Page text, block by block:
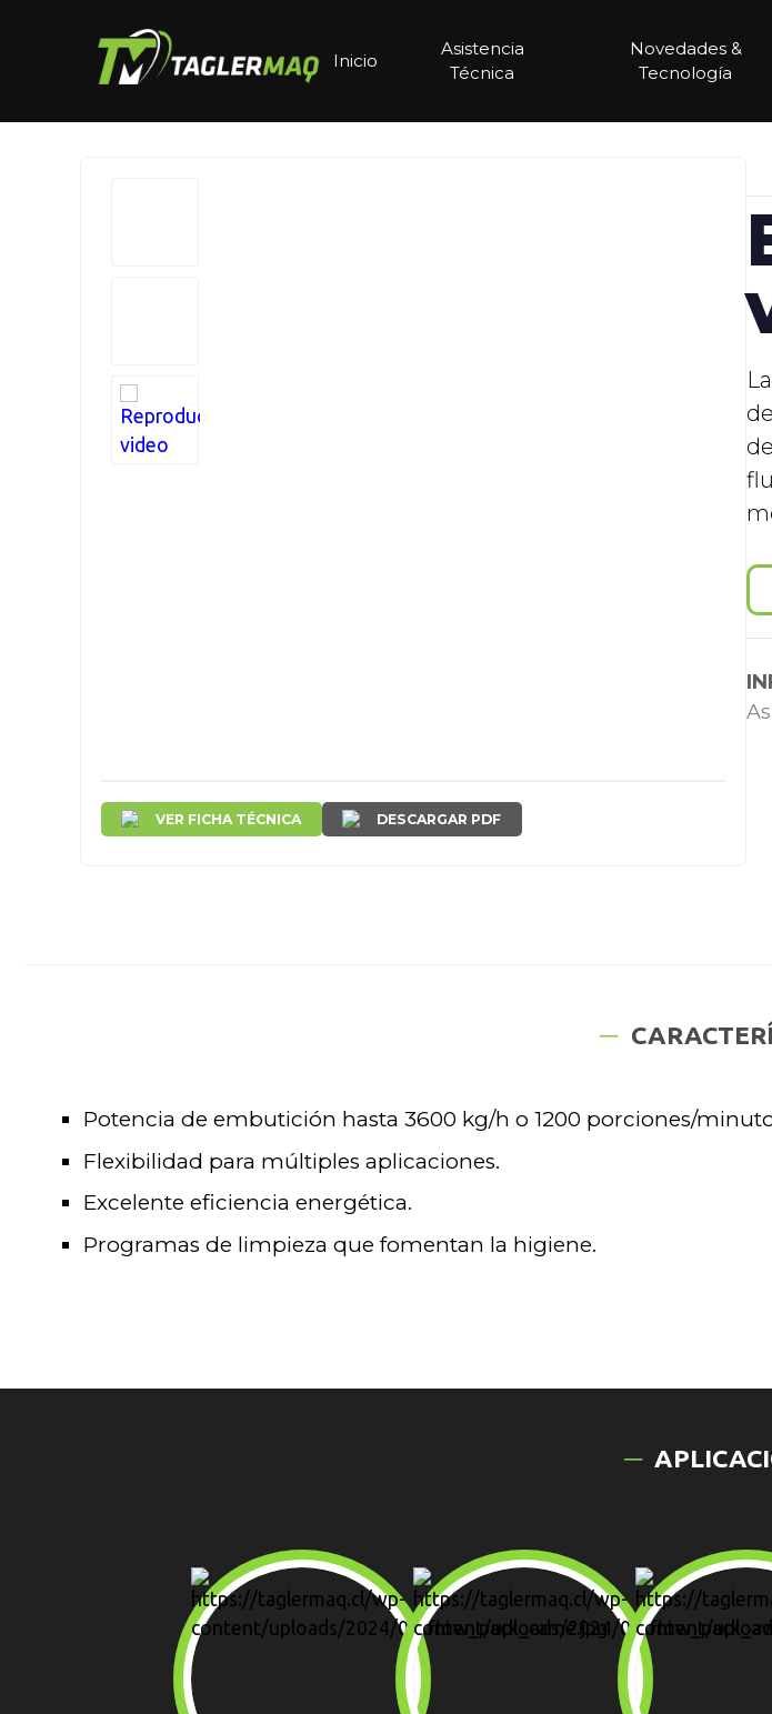
Inicio
Asistencia
Técnica
Novedades &
Tecnología
VER FICHA TÉCNICA DESCARGAR PDF
Potencia de embutición hasta 3600 kg/h o 1200 porciones/
Flexibilidad para múltiples aplicaciones.
Excelente eficiencia energética.
Programas de limpieza que fomentan la higiene.